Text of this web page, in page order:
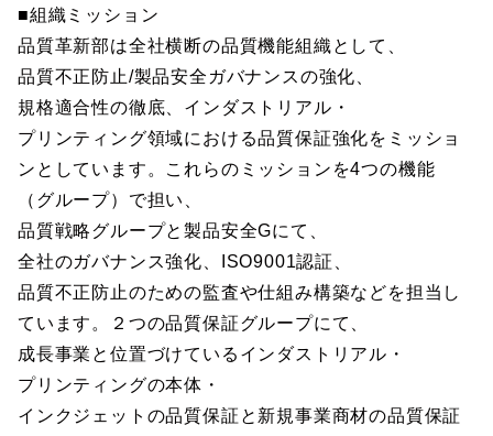
■組織ミッション
品質革新部は全社横断の品質機能組織として、
品質不正防止/製品安全ガバナンスの強化、
規格適合性の徹底、インダストリアル・
プリンティング領域における品質保証強化をミッショ
ンとしています。これらのミッションを4つの機能
（グループ）で担い、
品質戦略グループと製品安全Gにて、
全社のガバナンス強化、ISO9001認証、
品質不正防止のための監査や仕組み構築などを担当し
ています。２つの品質保証グループにて、
成長事業と位置づけているインダストリアル・
プリンティングの本体・
インクジェットの品質保証と新規事業商材の品質保証